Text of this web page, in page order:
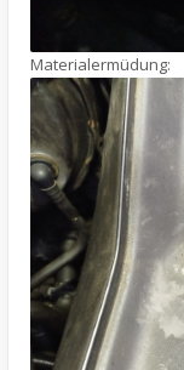
Materialermüdung: